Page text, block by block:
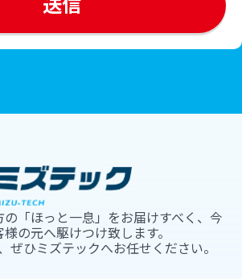
「ほっと一息」をお届けすべく、今
様の元へ駆けつけ致します。
ぜひミズテックへお任せください。